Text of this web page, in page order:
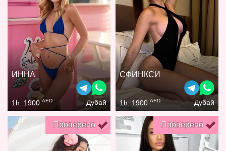
ИННА
1h: 1900 AED Дубай
СФИНКСИ
1h: 1900 AED Дубай
Проверено Проверено